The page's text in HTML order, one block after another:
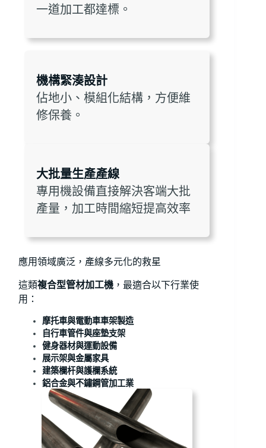
一道加工都達標。
機構緊湊設計
佔地小、模組化結構，方便維
修保養。
大批量生產產線
專用機設備直接解決客端大批
產量，加工時間縮短提高效率
應用領域廣泛，產線多元化的救星
這類複合型管材加工機，最適合以下行業使
用：
摩托車與電動車車架製造
自行車管件與座墊支架
健身器材與運動設備
展示架與金屬家具
建築欄杆與護欄系統
鋁合金與不鏽鋼管加工業